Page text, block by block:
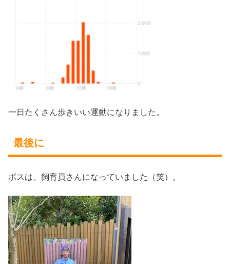
一日たくさん歩きいい運動になりました。
最後に
ボスは、飼育員さんになっていました（笑）。